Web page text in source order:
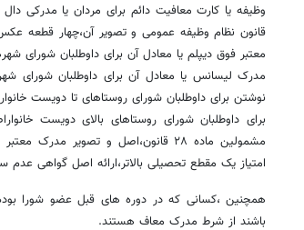
معتبر فوق دیپلم یا معادل آن برای داوطلبان
مدرک لیسانس یا معادل آن برای داوطلبان شورای
نوشتن برای داوطلبان شورای روستاهای تا دویست
برای داوطلبان شورای روستاهای بالای دویست
مشمولین ماده ۲۸ قانون،اصل و تصویر
امتیاز یک مقطع تحصیلی بالاتر،ارائه اصل گواهی
همچنین ،کسانی که در دوره های قبل عضو شورا
باشند از شرط مدرک معاف هستند.